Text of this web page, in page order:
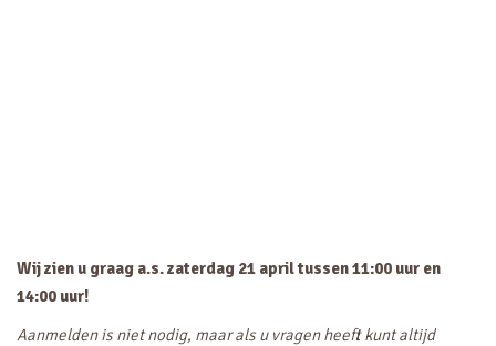
Wij zien u graag a.s. zaterdag 21 april tussen 11:00 uur en
14:00 uur!
Aanmelden is niet nodig, maar als u vragen heeft kunt altijd